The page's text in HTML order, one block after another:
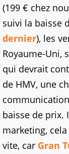
(199 € chez
suivi la baisse
dernier), les
Royaume-Uni,
qui devrait
de HMV, une
baisse de prix.
marketing,
vite, car Gran